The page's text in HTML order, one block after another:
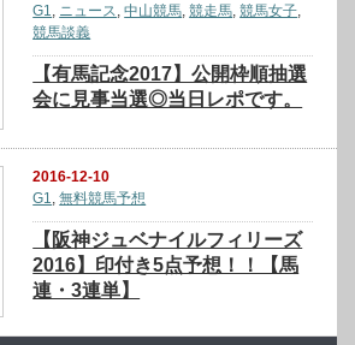
G1
ニュース ,中山競馬 ,競走馬 ,競馬女子
競馬談義
【有馬記念2017】公開枠順抽選
会に見事当選◎当日レポです。
2016-12-10
G1,無料競馬予想
【阪神ジュベナイルフィリーズ
2016】印付き5点予想！！【馬
連・3連単】